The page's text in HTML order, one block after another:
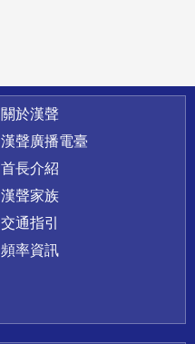
關於漢聲
漢聲廣播電臺
首長介紹
漢聲家族
交通指引
頻率資訊